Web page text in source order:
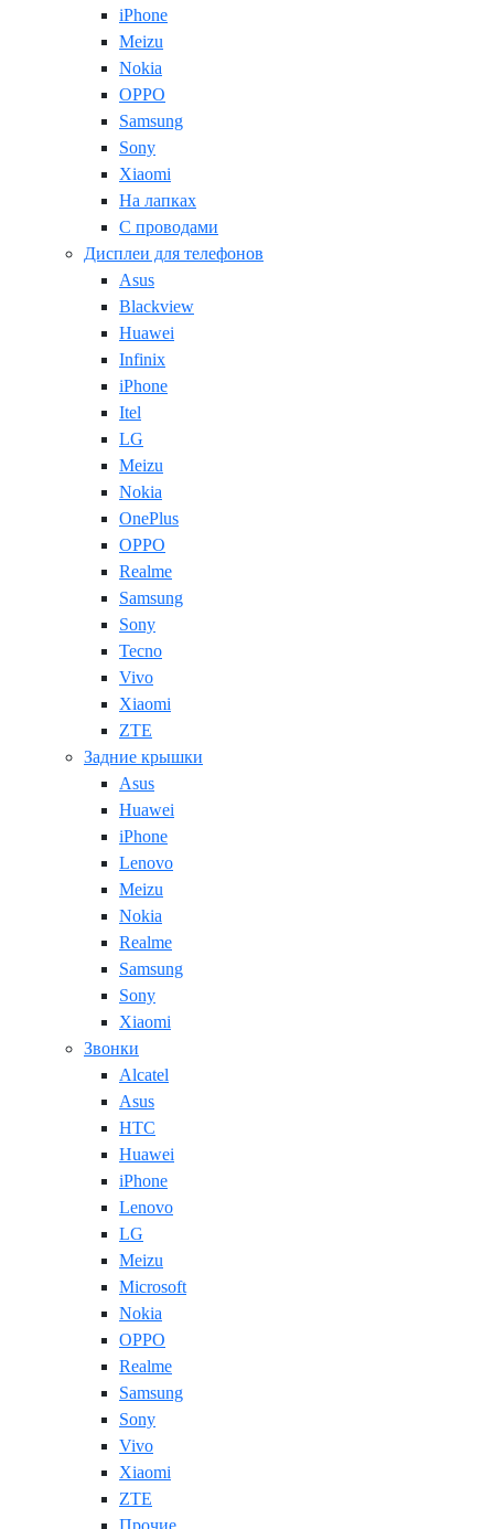
iPhone
Meizu
Nokia
OPPO
Samsung
Sony
Xiaomi
На лапках
С проводами
Дисплеи для телефонов
Asus
Blackview
Huawei
Infinix
iPhone
Itel
LG
Meizu
Nokia
OnePlus
OPPO
Realme
Samsung
Sony
Tecno
Vivo
Xiaomi
ZTE
Задние крышки
Asus
Huawei
iPhone
Lenovo
Meizu
Nokia
Realme
Samsung
Sony
Xiaomi
Звонки
Alcatel
Asus
HTC
Huawei
iPhone
Lenovo
LG
Meizu
Microsoft
Nokia
OPPO
Realme
Samsung
Sony
Vivo
Xiaomi
ZTE